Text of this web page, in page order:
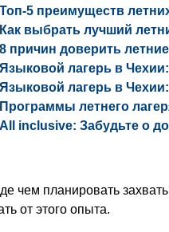
Топ-5 преимуществ
Как выбрать лучший
8 причин доверить
Языковой лагерь в
Языковой лагерь в
Программы летнего
All inclusive: Забудьте о
чем планировать
от этого опыта.